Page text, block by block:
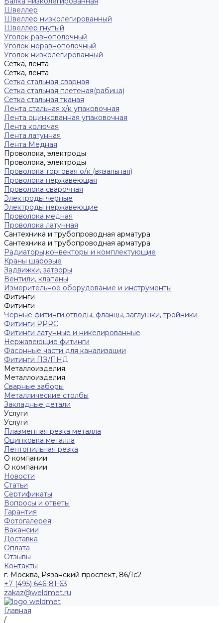
Швеллер
Швеллер низколегированный
Швеллер гнутый
Уголок равнополочный
Уголок неравнополочный
Уголок низколегированный
Сетка, лента
Сетка, лента
Сетка стальная сварная
Сетка стальная плетеная(рабица)
Сетка стальная тканая
Лента стальная х/к упаковочная
Лента оцинкованная упаковочная
Лента колючая
Лента латунная
Лента Медная
Проволока, электроды
Проволока, электроды
Проволока торговая о/к (вязальная)
Проволока нержавеющая
Проволока сварочная
Электроды черные
Электроды нержавеющие
Проволока медная
Проволока латунная
Сантехника и трубопроводная арматура
Сантехника и трубопроводная арматура
Радиаторы,конвекторы и комплектующие
Краны шаровые
Задвижки, затворы
Вентили, клапаны
Измерительное оборудование и инструменты
Фитинги
Фитинги
Черные фитинги,отводы, фланцы, заглушки, тройники
Фитинги PPRC
Фитинги латунные и никелированные
Нержавеющие фитинги
Фасонные части для канализации
Фитинги ПЭ/ПНД
Металлоизделия
Металлоизделия
Сварные заборы
Металлические столбы
Закладные детали
Услуги
Услуги
Плазменная резка металла
Оцинковка металла
Лентопильная резка
О компании
О компании
Новости
Статьи
Сертификаты
Вопросы и ответы
Гарантия
Фотогалерея
Вакансии
Доставка
Оплата
Отзывы
Контакты
г. Москва, Рязанский проспект, 86/1с2
+7 (495) 646-81-63
zakaz@weldmet.ru
Главная
/